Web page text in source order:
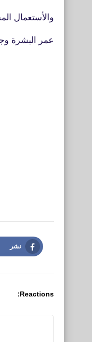
والأستعمال
عمر البشرة
نشر
Reactions: